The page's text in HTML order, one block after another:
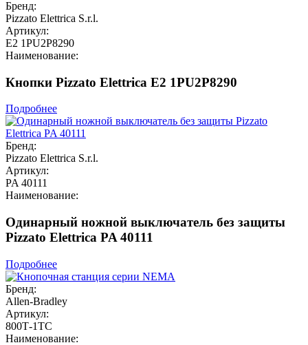
Бренд:
Pizzato Elettrica S.r.l.
Артикул:
E2 1PU2P8290
Наименование:
Кнопки Pizzato Elettrica E2 1PU2P8290
Подробнее
Бренд:
Pizzato Elettrica S.r.l.
Артикул:
PA 40111
Наименование:
Одинарный ножной выключатель без защиты
Pizzato Elettrica PA 40111
Подробнее
Бренд:
Allen-Bradley
Артикул:
800Т-1ТС
Наименование: